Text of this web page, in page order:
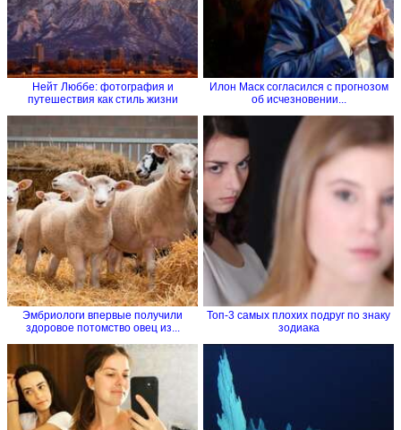
Нейт Люббе: фотография и
путешествия как стиль жизни
Илон Маск согласился с прогнозом
об исчезновении...
Эмбриологи впервые получили
здоровое потомство овец из...
Топ-3 самых плохих подруг по знаку
зодиака